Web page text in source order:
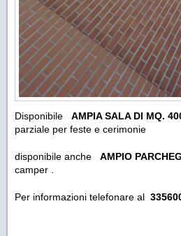
Disponibile AMPIA SALA DI MQ.
parziale per feste e cerimonie
disponibile anche AMPIO
camper .
Per informazioni telefonare al